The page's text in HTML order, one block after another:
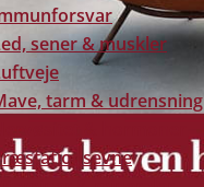
sener & muskler
tarm & udrensning